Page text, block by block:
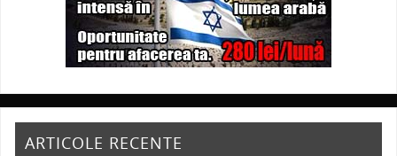
ARTICOLE RECENTE